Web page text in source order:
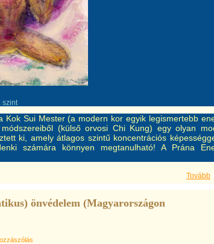
szint
Kok Sui Mester (a modern kor egyik legismertebb
(külső orvosi Chi Kung) egy olyan
ki, amely átlagos szintű koncentrációs
számára könnyen megtanulható! A Prána
Tovább
önvédelem (Magyarországon